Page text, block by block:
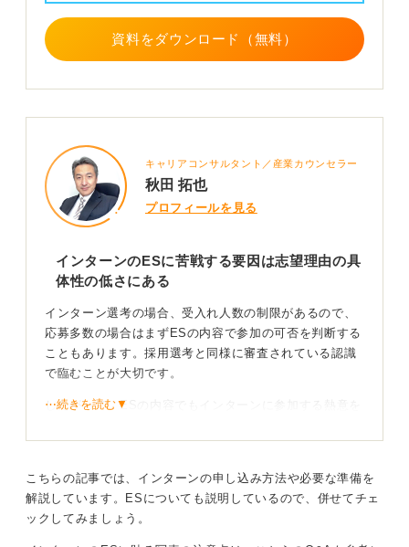
具体的なエピソードを企業が求める姿に合わせて書
インターンのESのポイントについてアドバイスするとし
て書くことです。
就職支援で学生と話をする際、私はいつも、アルバイト
やサークル、学業などといった自分の経験を振り返るよ
うに伝えます。そのなかで企業が求めている力、たとえ
アピールするエピソードを具体的に書くことが大切で
す。
たとえば、「アルバイトでの〇〇という経験を通じて、
貴社の求めるスキルにもあるような△△という力を培い
ました」といった感じですね。企業の求める姿と自分自
身を重ねて、自分の言葉で説明できるようにしましょ
う。
0
資料をダウンロード（無料）
キャリアコンサルタント／産業カウンセラー
秋田 拓也
プロフィールを見る
インターンのESに苦戦する要因は志望理由の具
体性の低さにある
インターン選考の場合、受入れ人数の制限があるので、
応募多数の場合はまずESの内容で参加の可否を判断する
こともあります。採用選考と同様に審査されている認識
で臨むことが大切です。
したがって、ESの内容でもインターンに参加する熱意を
一度確認してみてください。志望理由が抽象的な内容に
担当者は多くの学生のESをチェックしているので、抽象
的な内容では響かず、しっかりと目を通してもらえない
⋯続きを読む▼
こちらの記事では、インターンの申し込み方法や必要な準備を
解説しています。ESについても説明しているので、併せてチェ
ックしてみましょう。